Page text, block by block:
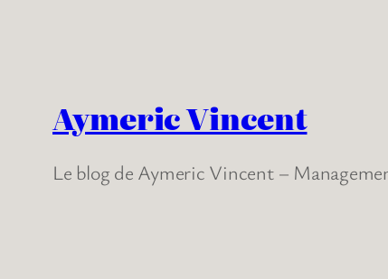
Aymeric Vincent
Le blog de Aymeric Vincent –